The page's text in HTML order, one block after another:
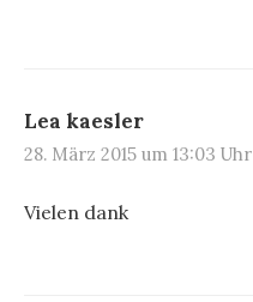
Lea kaesler
28. März 2015 um 13:03 Uhr
Vielen dank